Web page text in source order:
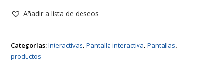
Pantalla
Creative
Touch
Añadir a lista de deseos
Categorías:Interactivas,Pantalla interactiva,Pantallas,
productos